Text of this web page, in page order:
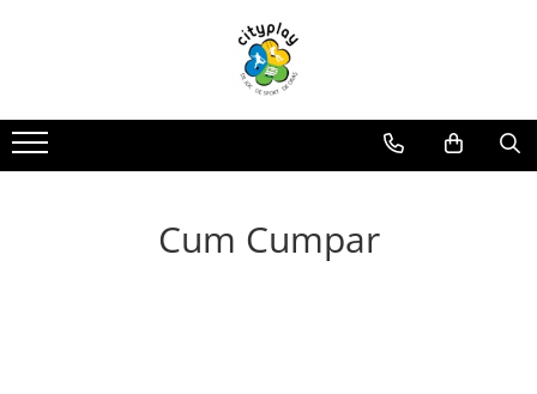
ECHIPAMENTE DE JOACA
Ansambluri de joaca
Echipamente de joaca pentru
Oferte echipamente de joaca Scoli
Oferte Constructori si Arhitecti
Oferte Locuinte Private
Loc de joaca - Gama Premium
Loc de joaca - Gama Economica
Joaca - Oferte pentru LocalitatiCum Cumpar